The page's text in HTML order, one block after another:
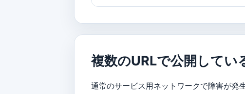
複数のURLで公開してい
通常のサービス用ネットワークで障害が発